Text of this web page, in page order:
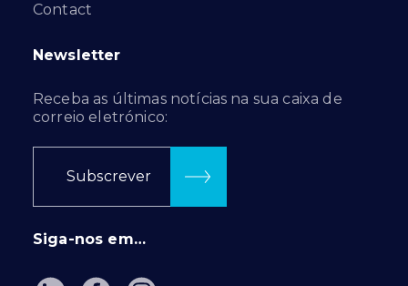
Contact
Newsletter
Receba as últimas notícias na sua caixa de
correio eletrónico:
Subscrever
Siga-nos em…